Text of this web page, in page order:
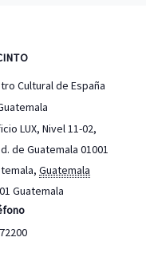
Cultural de España
LUX, Nivel 11-02,
de Guatemala 01001
, Guatemala
Guatemala